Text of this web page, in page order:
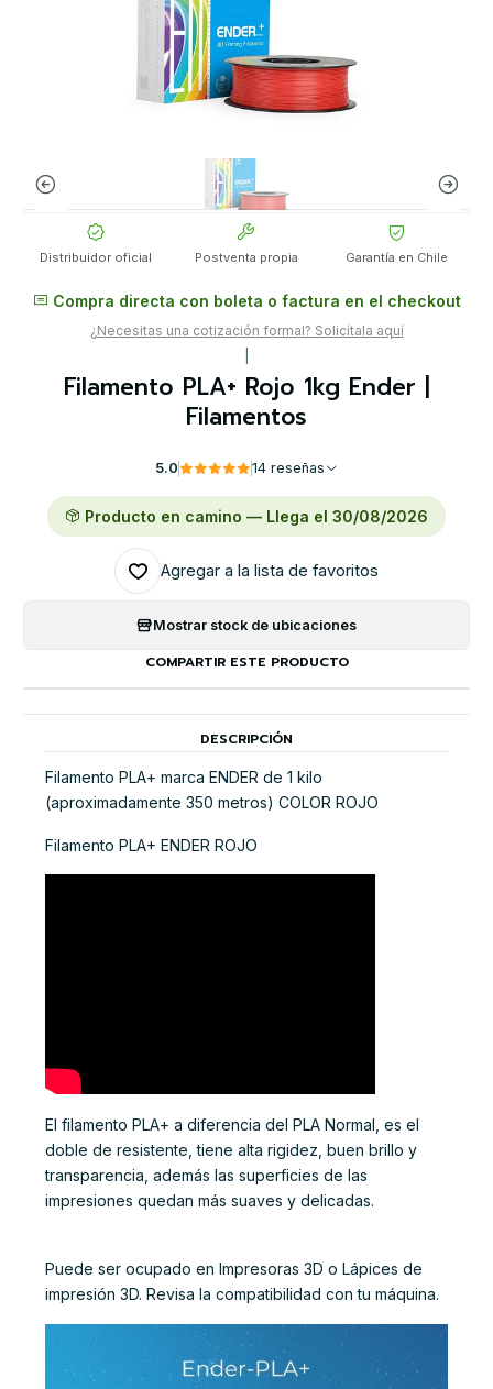
Distribuidor oficial Postventa propia Garantía en Chile
Compra directa con boleta o factura en el checkout
¿Necesitas una cotización formal? Solicítala aquí
Filamento PLA+ Rojo 1kg Ender |
Filamentos
5.0 14 reseñas
Producto en camino — Llega el 30/08/2026
Agregar a la lista de favoritos
Mostrar stock de ubicaciones
COMPARTIR ESTE PRODUCTO
DESCRIPCIÓN
Filamento PLA+ marca ENDER de 1 kilo
(aproximadamente 350 metros) COLOR ROJO
Filamento PLA+ ENDER ROJO
El filamento PLA+ a diferencia del PLA Normal, es el
doble de resistente, tiene alta rigidez, buen brillo y
transparencia, además las superficies de las
impresiones quedan más suaves y delicadas.
Puede ser ocupado en Impresoras 3D o Lápices de
impresión 3D. Revisa la compatibilidad con tu máquina.